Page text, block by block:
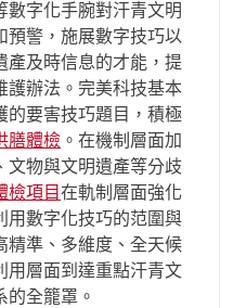
數字化手腕對汗青文明
預警，施展數字技巧以
產及時信息的才能，提
護辦法。完美科技基本
的要害技巧題目，積極
膳體檢 。在機制層面加
文物與文明遺產等分歧
檢項目在軌制層面強化
用數字化技巧的范圍與
精準、多維度、全天候
用層面到達重點汗青文
的全籠罩。